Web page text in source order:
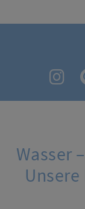
Wasser